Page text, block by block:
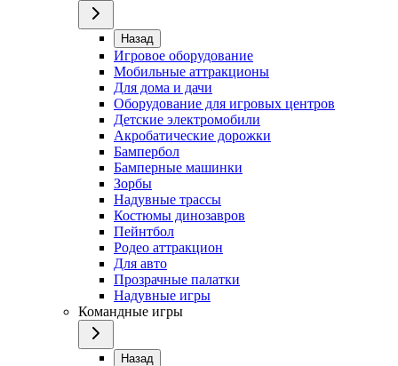
Назад
Игровое оборудование
Мобильные аттракционы
Для дома и дачи
Оборудование для игровых центров
Детские электромобили
Акробатические дорожки
Бампербол
Бамперные машинки
Зорбы
Надувные трассы
Костюмы динозавров
Пейнтбол
Родео аттракцион
Для авто
Прозрачные палатки
Надувные игры
Командные игры
Назад